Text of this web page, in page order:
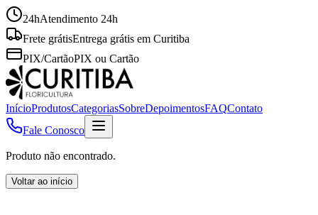
24hAtendimento 24h
Frete grátisEntrega grátis em Curitiba
PIX/CartãoPIX ou Cartão
InícioProdutosCategoriasSobreDepoimentosFAQContato
Fale Conosco
Produto não encontrado.
Voltar ao início